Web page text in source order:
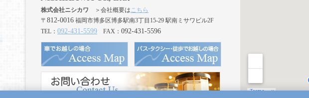
株式会社ニシカワ ＞会社概要はこちら
〒 812-0016 福岡市博多区博多駅南3丁目15-29 駅南ミサワビル2F
TEL： 092-431-5599 FAX： 092-431-5596